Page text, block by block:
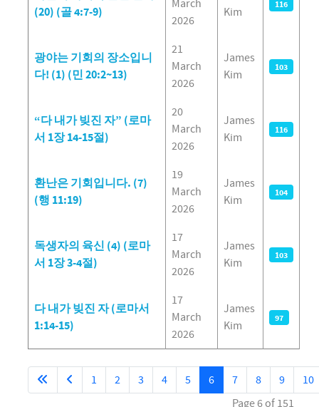
(20) (골 4:7-9)
March
2026
Kim
116
광야는 기회의 장소입니
다! (1) (민 20:2~13)
21
March
2026
James
Kim
103
“다 내가 빚진 자” (로마
서 1장 14-15절)
20
March
2026
James
Kim
116
환난은 기회입니다. (7)
(행 11:19)
19
March
2026
James
Kim
104
독생자의 육신 (4) (로마
서 1장 3-4절)
17
March
2026
James
Kim
103
다 내가 빚진 자 (로마서
1:14-15)
17
March
2026
James
Kim
97
Page 6 of 151
1 2 3 4 5 6 7 8 9 10